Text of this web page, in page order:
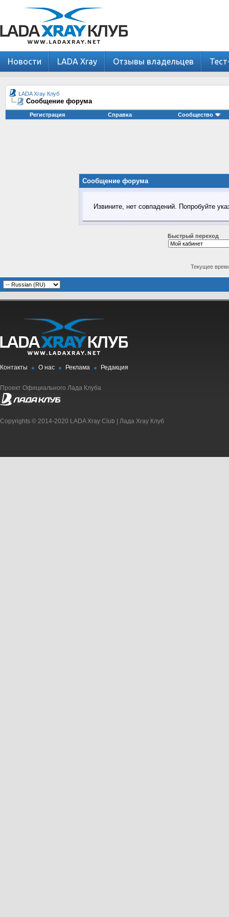
Новости LADA Xray Отзывы владельцев
LADA Xray Клуб
Сообщение форума
Регистрация Справка Сообщество
Сообщение форума
Извините, нет совпадений. Попробуйте
Быстрый переход
Текущее
Контакты О нас Реклама Редакция
Проект Официального Лада Клуба
Copyrights © 2014-2020 LADA Xray Club | Лада Xray Клуб